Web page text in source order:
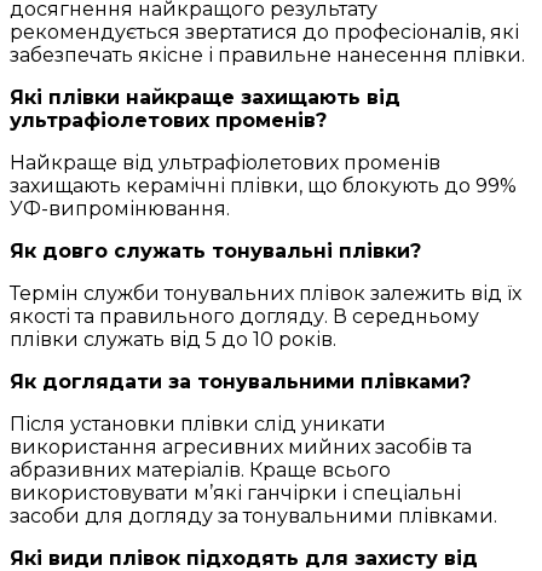
досягнення найкращого результату
рекомендується звертатися до професіоналів, які
забезпечать якісне і правильне нанесення плівки.
Які плівки найкраще захищають від
ультрафіолетових променів?
Найкраще від ультрафіолетових променів
захищають керамічні плівки, що блокують до 99%
УФ-випромінювання.
Як довго служать тонувальні плівки?
Термін служби тонувальних плівок залежить від їх
якості та правильного догляду. В середньому
плівки служать від 5 до 10 років.
Як доглядати за тонувальними плівками?
Після установки плівки слід уникати
використання агресивних мийних засобів та
абразивних матеріалів. Краще всього
використовувати м’які ганчірки і спеціальні
засоби для догляду за тонувальними плівками.
Які види плівок підходять для захисту від